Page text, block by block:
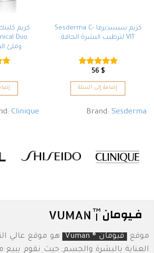
كريم سيسديرما Sesderma C-
VIT لترطيب البشرة الجافة
تم التقييم
4.75من 5
56 $
إضافة إلى السلة
Brand:Sesderma
وملئ
Clinique
موقعفيومان ® Vuman
هو موقع عالي
العناية بالبشرة والجسم, حيث نقوم